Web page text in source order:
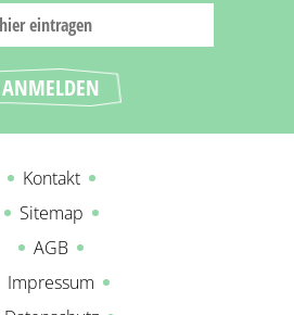
Kontakt
Sitemap
AGB
Impressum